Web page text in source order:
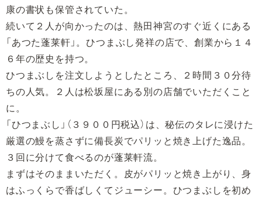
康の書状も保管されていた。
続いて２人が向かったのは、熱田神宮のすぐ近くにある
「あつた蓬莱軒」。ひつまぶし発祥の店で、創業から１４
６年の歴史を持つ。
ひつまぶしを注文しようとしたところ、２時間３０分待
ちの人気。２人は松坂屋にある別の店舗でいただくこと
に。
「ひつまぶし」（３９００円税込）は、秘伝のタレに浸けた
厳選の鰻を蒸さずに備長炭でパリッと焼き上げた逸品。
３回に分けて食べるのが蓬莱軒流。
まずはそのままいただく。皮がパリッと焼き上がり、身
はふっくらで香ばしくてジューシー。ひつまぶしを初め